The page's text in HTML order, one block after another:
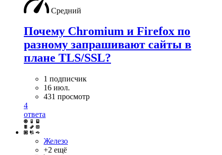
Средний
Почему Chromium и Firefox по
разному запрашивают сайты в
плане TLS/SSL?
1 подписчик
16 июл.
431 просмотр
4
ответа
Железо
+2 ещё